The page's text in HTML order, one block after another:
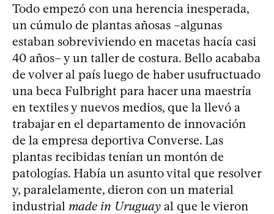
Todo empezó con una herencia inesperada,
un cúmulo de plantas añosas –algunas
estaban sobreviviendo en macetas hacía casi
40 años– y un taller de costura. Bello acababa
de volver al país luego de haber usufructuado
una beca Fulbright para hacer una maestría
en textiles y nuevos medios, que la llevó a
trabajar en el departamento de innovación
de la empresa deportiva Converse. Las
plantas recibidas tenían un montón de
patologías. Había un asunto vital que resolver
y, paralelamente, dieron con un material
industrial made in Uruguay al que le vieron